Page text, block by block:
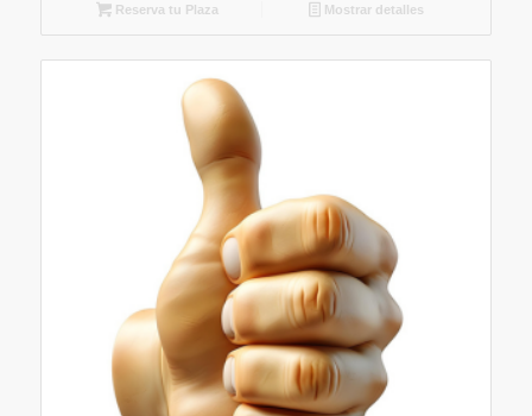
Reserva tu Plaza Mostrar detalles